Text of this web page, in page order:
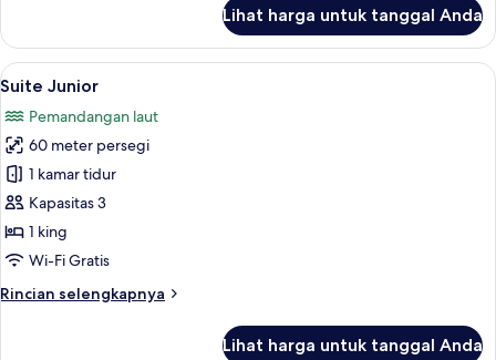
Kamar
Keluarga
Lihat harga untuk tanggal Anda
Lihat
semua
foto
untuk
Suite
Junior
Suite Junior | Minibar, brankas, meja
7
Suite Junior
Pemandangan laut
60 meter persegi
1 kamar tidur
Kapasitas 3
1 king
Wi-Fi Gratis
Rincian selengkapnya
Rincian
Lihat harga untuk tanggal Anda